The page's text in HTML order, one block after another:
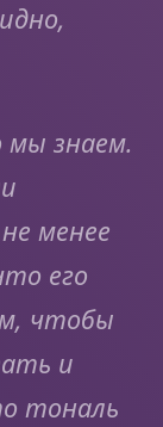
знаем.
менее
его
чтобы
и
тональ